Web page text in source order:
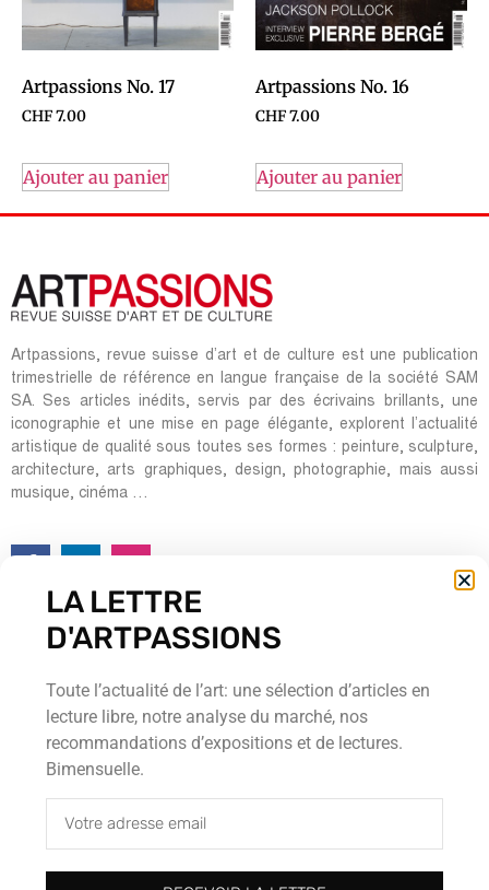
Artpassions No. 17
CHF7.00
Ajouter au panier
Artpassions No. 16
CHF7.00
Ajouter au panier
Artpassions, revue suisse d’art et de culture est une publication
trimestrielle de référence en langue française de la société SAM
SA. Ses articles inédits, servis par des écrivains brillants, une
iconographie et une mise en page élégante, explorent l’actualité
artistique de qualité sous toutes ses formes : peinture, sculpture,
architecture, arts graphiques, design, photographie, mais aussi
musique, cinéma …
Rédacteurs en chef:
Ombretta Ravessoud
Cour Saint-Pierre, 5
Fax : + 41 (0) 22 735 60 38
redaction@artpassions.ch
LA LETTRE
D'ARTPASSIONS
Toute l’actualité de l’art: une sélection d’articles en
lecture libre, notre analyse du marché, nos
recommandations d’expositions et de lectures.
Bimensuelle.